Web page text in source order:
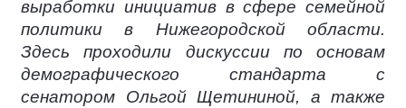
выработки инициатив в сфере семейной
политики в Нижегородской области.
Здесь проходили дискуссии по основам
демографического стандарта с
сенатором Ольгой Щетининой, а также